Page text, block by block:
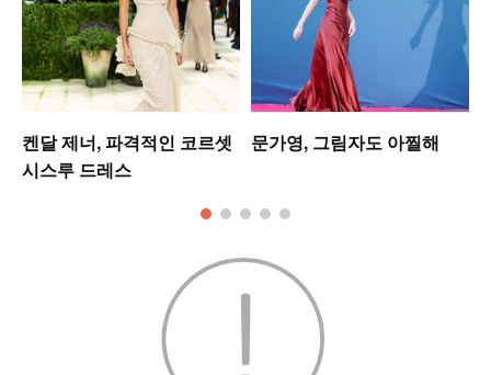
켄달 제너, 파격적인 코르셋
시스루 드레스
문가영, 그림자도 아찔해